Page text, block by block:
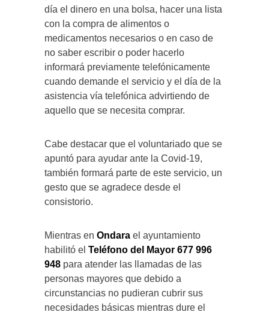
día el dinero en una bolsa, hacer una lista
con la compra de alimentos o
medicamentos necesarios o en caso de
no saber escribir o poder hacerlo
informará previamente telefónicamente
cuando demande el servicio y el día de la
asistencia vía telefónica advirtiendo de
aquello que se necesita comprar.
Cabe destacar que el voluntariado que se
apuntó para ayudar ante la Covid-19,
también formará parte de este servicio, un
gesto que se agradece desde el
consistorio.
Mientras en Ondara el ayuntamiento
habilitó el Teléfono del Mayor 677 996
948 para atender las llamadas de las
personas mayores que debido a
circunstancias no pudieran cubrir sus
necesidades básicas mientras dure el